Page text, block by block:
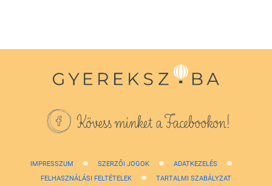
Kövess minket a Facebookon!
IMPRESSZUM SZERZŐI JOGOK
ADATKEZELÉS
FELHASZNÁLÁSI FELTÉTELEK
TARTALMI SZABÁLYZAT